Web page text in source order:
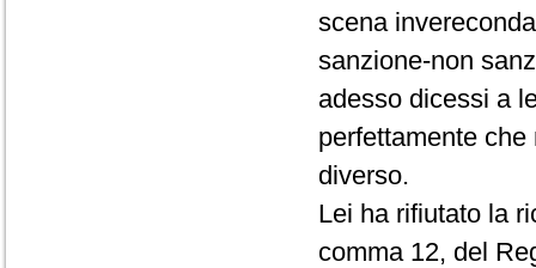
scena
sanzione-non
adesso dicessi a
perfettamente
diverso.
Lei ha rifiutato la
comma 12, del